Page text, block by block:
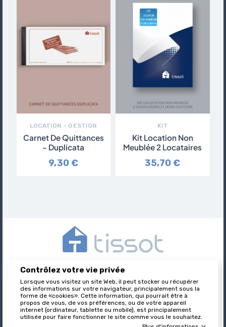
LOCATION – GESTION
Carnet De Quittances
- Duplicata
9,30 €
KIT
Kit Location Non
Meublée 2 Locataires
35,70 €
Tissot est l’éditeur des formulaires juridiques immobiliers,
nationalement reconnu et leader sur son marché.
À PROPOS DE TISSOT 
Contrôlez votre vie privée
Lorsque vous visitez un site Web, il peut stocker ou récupérer
des informations sur votre navigateur, principalement sous la
forme de «cookies». Cette information, qui pourrait être à
propos de vous, de vos préférences, ou de votre appareil
internet (ordinateur, tablette ou mobile), est principalement
utilisée pour faire fonctionner le site comme vous le souhaitez.